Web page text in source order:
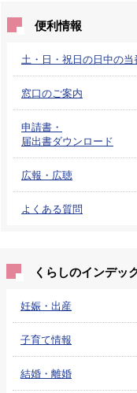
便利情報
土・日・祝日の日中の当
窓口のご案内
申請書・
届出書ダウンロード
広報・広聴
よくある質問
くらしのインデッ
妊娠・出産
子育て情報
結婚・離婚